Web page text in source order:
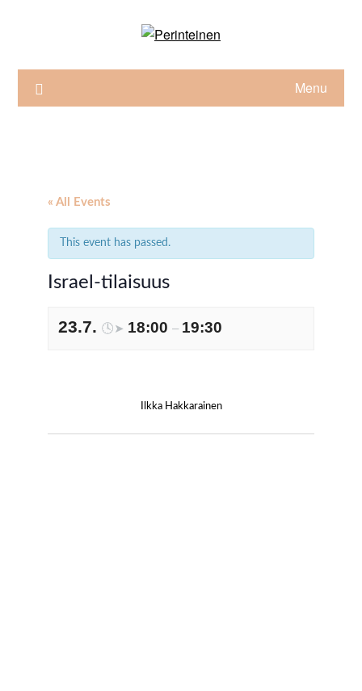
Menu
« All Events
This event has passed.
Israel-tilaisuus
23.7. 🕓➤ 18:00 – 19:30
Ilkka Hakkarainen